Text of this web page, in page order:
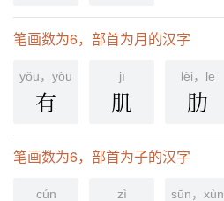
笔画数为6，部首为月的汉字
yǒu，yòu
有
jī
肌
lèi，lē
肋
笔画数为6，部首为子的汉字
cún zì sūn，xùn